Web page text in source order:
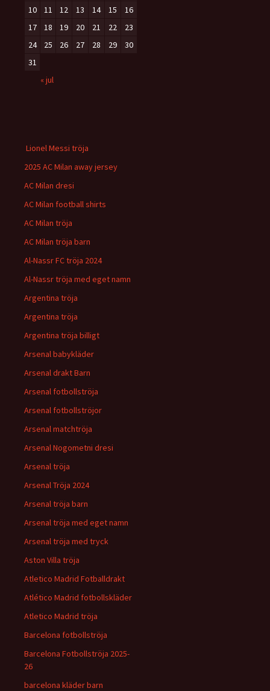
10 11 12 13 14 15
16
17
18 19 20 21 22
23
24
25 26 27 28 29
30
31
« jul
Lionel Messi tröja
2025 AC Milan away jersey
AC Milan dresi
AC Milan football shirts
AC Milan tröja
AC Milan tröja barn
Al-Nassr FC tröja 2024
Al-Nassr tröja med eget namn
Argentina tröja
Argentina tröja
Argentina tröja billigt
Arsenal babykläder
Arsenal drakt Barn
Arsenal fotbollströja
Arsenal fotbollströjor
Arsenal matchtröja
Arsenal Nogometni dresi
Arsenal tröja
Arsenal Tröja 2024
Arsenal tröja barn
Arsenal tröja med eget namn
Arsenal tröja med tryck
Aston Villa tröja
Atletico Madrid Fotballdrakt
Atlético Madrid fotbollskläder
Atletico Madrid tröja
Barcelona fotbollströja
Barcelona Fotbollströja 2025-
26
barcelona kläder barn